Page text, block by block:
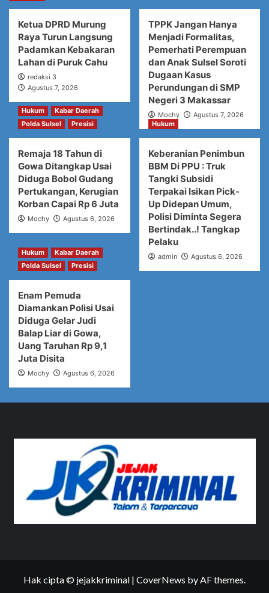
Ketua DPRD Murung
Raya Turun Langsung
Padamkan Kebakaran
Lahan di Puruk Cahu
redaksi 3
Agustus 7, 2026
TPPK Jangan Hanya
Menjadi Formalitas,
Pemerhati Perempuan
dan Anak Sulsel Soroti
Dugaan Kasus
Perundungan di SMP
Negeri 3 Makassar
Mochy Agustus 7, 2026
Hukum
Kabar Daerah
Polda Sulsel
Presisi
Remaja 18 Tahun di
Gowa Ditangkap Usai
Diduga Bobol Gudang
Pertukangan, Kerugian
Korban Capai Rp 6 Juta
Mochy Agustus 6, 2026
Hukum
Keberanian Penimbun
BBM Di PPU : Truk
Tangki Subsidi
Terpakai Isikan Pick-
Up Didepan Umum,
Polisi Diminta Segera
Bertindak..! Tangkap
Pelaku
admin Agustus 6, 2026
Hukum
Kabar Daerah
Polda Sulsel
Presisi
Enam Pemuda
Diamankan Polisi Usai
Diduga Gelar Judi
Balap Liar di Gowa,
Uang Taruhan Rp 9,1
Juta Disita
Mochy Agustus 6, 2026
Hak cipta © jejakkriminal | CoverNews by AF themes.